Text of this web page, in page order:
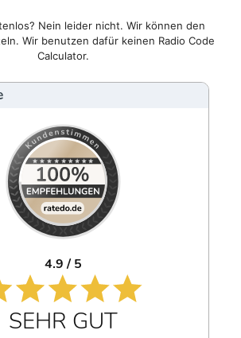
Nein leider nicht. Wir können den
Wir benutzen dafür keinen Radio Code
Calculator.
4.9 / 5
SEHR GUT